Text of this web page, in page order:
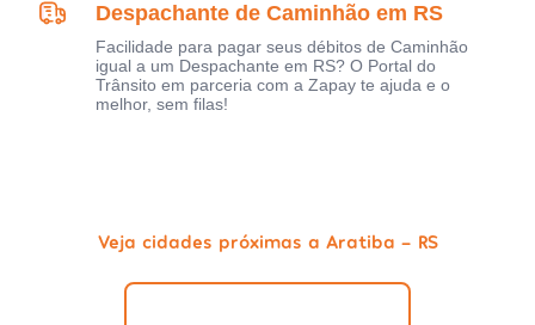
Despachante de Caminhão em RS
Facilidade para pagar seus débitos de Caminhão
igual a um Despachante em RS? O Portal do
Trânsito em parceria com a Zapay te ajuda e o
melhor, sem filas!
Veja cidades próximas a Aratiba - RS